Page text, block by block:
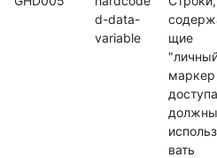
d-data-
variable
щие
маркер
должны
вать